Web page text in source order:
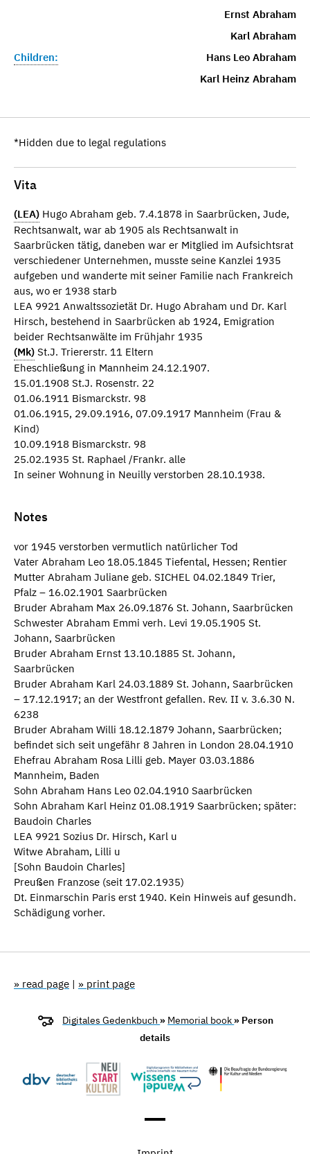
Ernst Abraham
Karl Abraham
Children:
Hans Leo Abraham
Karl Heinz Abraham
*Hidden due to legal regulations
Vita
(LEA) Hugo Abraham geb. 7.4.1878 in Saarbrücken, Jude,
Rechtsanwalt, war ab 1905 als Rechtsanwalt in
Saarbrücken tätig, daneben war er Mitglied im Aufsichtsrat
verschiedener Unternehmen, musste seine Kanzlei 1935
aufgeben und wanderte mit seiner Familie nach Frankreich
aus, wo er 1938 starb
LEA 9921 Anwaltssozietät Dr. Hugo Abraham und Dr. Karl
Hirsch, bestehend in Saarbrücken ab 1924, Emigration
beider Rechtsanwälte im Frühjahr 1935
(Mk) St.J. Triererstr. 11 Eltern
Eheschließung in Mannheim 24.12.1907.
15.01.1908 St.J. Rosenstr. 22
01.06.1911 Bismarckstr. 98
01.06.1915, 29.09.1916, 07.09.1917 Mannheim (Frau &
Kind)
10.09.1918 Bismarckstr. 98
25.02.1935 St. Raphael /Frankr. alle
In seiner Wohnung in Neuilly verstorben 28.10.1938.
Notes
vor 1945 verstorben vermutlich natürlicher Tod
Vater Abraham Leo 18.05.1845 Tiefental, Hessen; Rentier
Mutter Abraham Juliane geb. SICHEL 04.02.1849 Trier,
Pfalz – 16.02.1901 Saarbrücken
Bruder Abraham Max 26.09.1876 St. Johann, Saarbrücken
Schwester Abraham Emmi verh. Levi 19.05.1905 St.
Johann, Saarbrücken
Bruder Abraham Ernst 13.10.1885 St. Johann,
Saarbrücken
Bruder Abraham Karl 24.03.1889 St. Johann, Saarbrücken
– 17.12.1917; an der Westfront gefallen. Rev. II v. 3.6.30 N.
6238
Bruder Abraham Willi 18.12.1879 Johann, Saarbrücken;
befindet sich seit ungefähr 8 Jahren in London 28.04.1910
Ehefrau Abraham Rosa Lilli geb. Mayer 03.03.1886
Mannheim, Baden
Sohn Abraham Hans Leo 02.04.1910 Saarbrücken
Sohn Abraham Karl Heinz 01.08.1919 Saarbrücken; später:
Baudoin Charles
LEA 9921 Sozius Dr. Hirsch, Karl u
Witwe Abraham, Lilli u
[Sohn Baudoin Charles]
Preußen Franzose (seit 17.02.1935)
Dt. Einmarschin Paris erst 1940. Kein Hinweis auf gesundh.
Schädigung vorher.
» read page | » print page
Digitales Gedenkbuch » Memorial book » Person
details